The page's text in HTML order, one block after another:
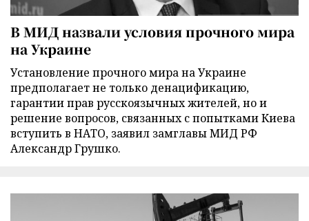
В МИД назвали условия прочного мира
на Украине
Установление прочного мира на Украине
предполагает не только денацификацию,
гарантии прав русскоязычных жителей, но и
решение вопросов, связанных с попытками Киева
вступить в НАТО, заявил замглавы МИД РФ
Александр Грушко.